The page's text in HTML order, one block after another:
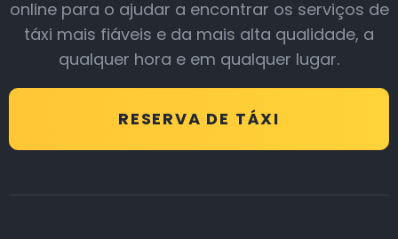
online para o ajudar a encontrar os serviços de
táxi mais fiáveis e da mais alta qualidade, a
qualquer hora e em qualquer lugar.
RESERVA DE TÁXI